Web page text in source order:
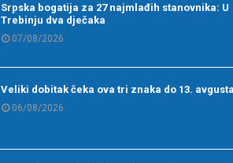
Srpska bogatija za 27 najmlađih stanovnika: U
Trebinju dva dječaka
07/08/2026
Veliki dobitak čeka ova tri znaka do 13. avgusta
06/08/2026